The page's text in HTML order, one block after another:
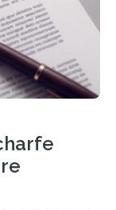
die
Bochum,
Umfrage